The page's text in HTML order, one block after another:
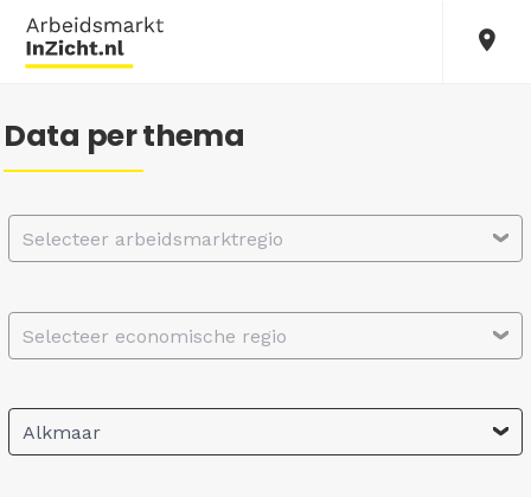
Data per thema
Selecteer arbeidsmarktregio
Selecteer economische regio
Alkmaar